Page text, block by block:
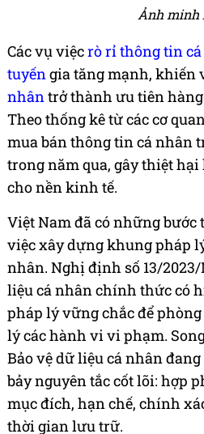
Ảnh minh
Các vụ việcrò rỉ thông tin
tuyếngia tăng mạnh, khiến
nhântrở thành ưu tiên
Theo thống kê từ các cơ
mua bán thông tin cá nhân
trong năm qua, gây thiệt
cho nền kinh tế.
Việt Nam đã có những
việc xây dựng khung pháp
nhân. Nghị định số 13/2023/
liệu cá nhân chính thức có
pháp lý vững chắc để
lý các hành vi vi phạm.
Bảo vệ dữ liệu cá nhân
bảy nguyên tắc cốt lõi: hợp
mục đích, hạn chế, chính
thời gian lưu trữ.